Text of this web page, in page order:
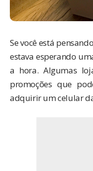
Se você está
estava esperando
a hora. Algumas
promoções que
adquirir um celular